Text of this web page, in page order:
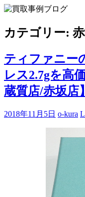
Skip
content
ポイントや高額買取
カテゴリー:
ティファニー
レス2.7gを高
蔵質店/赤坂店】
2018年11月5日 o-kura